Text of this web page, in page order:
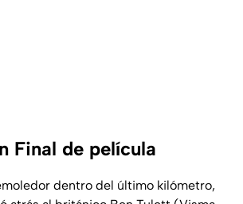
Final de película
dentro del último kilómetro,